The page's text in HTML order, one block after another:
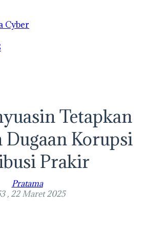
Cyber
Tetapkan
Dugaan Korupsi
Prakir
Pratama
, 22 Maret 2025